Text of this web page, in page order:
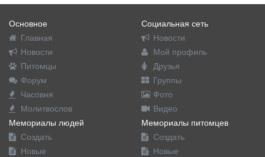
Основное
Главная
Новости
Питомцы
Форум
Часовня
Молитвослов
Социальная сеть
Новости
Мой профиль
Друзья
Группы
Фото
Видео
Мемориалы людей
Создать
Новые
Мемориалы питомцев
Создать
Новые